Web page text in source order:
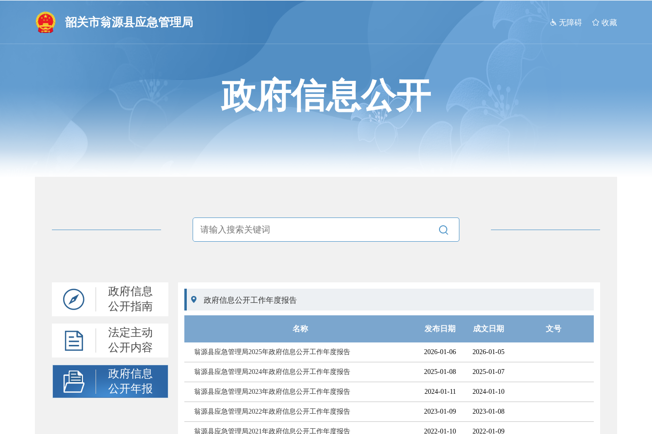
韶关市翁源县应急管理局  无障碍  收藏
政府信息公开

政府信息
公开指南
法定主动
公开内容
政府信息
公开年报
 政府信息公开工作年度报告
名称 发布日期 成文日期 文号
翁源县应急管理局2025年政府信息公开工作年度报告 2026-01-06 2026-01-05
翁源县应急管理局2024年政府信息公开工作年度报告 2025-01-08 2025-01-07
翁源县应急管理局2023年政府信息公开工作年度报告 2024-01-11 2024-01-10
翁源县应急管理局2022年政府信息公开工作年度报告 2023-01-09 2023-01-08
翁源县应急管理局2021年政府信息公开工作年度报告 2022-01-10 2022-01-09